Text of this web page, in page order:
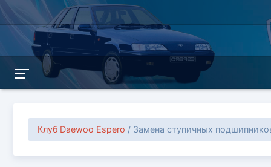
Клуб Daewoo Espero / Замена ступичных